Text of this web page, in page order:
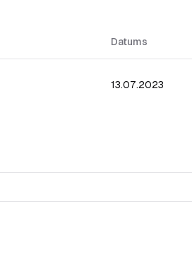
Datums
13.07.2023